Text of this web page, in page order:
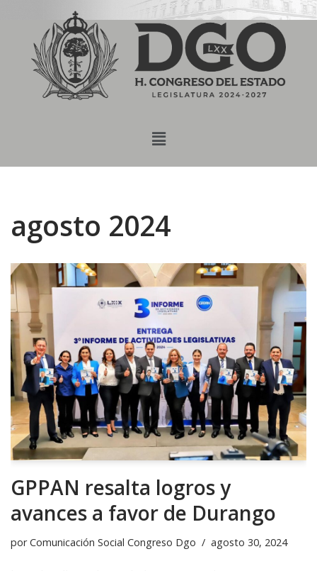
Saltar
contenido
agosto 2024
GPPAN resalta logros y
avances a favor de Durango
porComunicación Social Congreso Dgo agosto 30, 2024